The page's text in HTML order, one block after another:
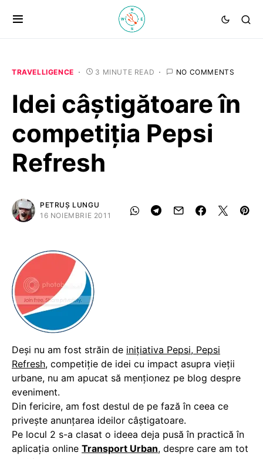
TRAVELLIGENCE 3 MINUTE READ NO COMMENTS
Idei câștigătoare în
competiţia Pepsi
Refresh
PETRUȘ LUNGU
16 NOIEMBRIE 2011
Deși nu am fost străin de inițiativa Pepsi, Pepsi
Refresh, competiție de idei cu impact asupra vieții
urbane, nu am apucat să menționez pe blog despre
eveniment.
Din fericire, am fost destul de pe fază în ceea ce
privește anunțarea ideilor câștigatoare.
Pe locul 2 s-a clasat o ideea deja pusă în practică în
aplicația online Transport Urban, despre care am tot